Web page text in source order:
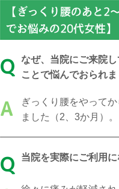
【ぎっくり腰のあと2
でお悩みの20代女性】
Q
なぜ、当院にご来院
ことで悩んでおられま
A
ぎっくり腰をやって
ました（2、3か月）。
Q 当院を実際にご利用